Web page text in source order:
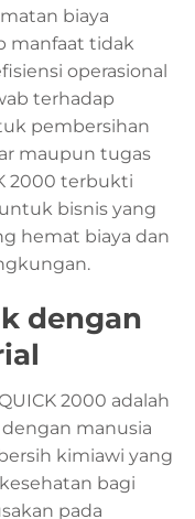
biaya
manfaat tidak
operasional
terhadap
pembersihan
maupun tugas
2000 terbukti
bisnis yang
hemat biaya dan
dengan
2000 adalah
manusia
kimiawi yang
bagi
pada